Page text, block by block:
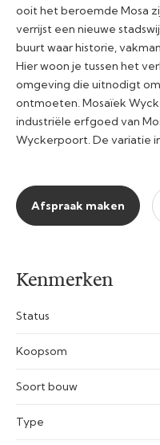
ooit het beroemde Mosa
verrijst een nieuwe
buurt waar historie,
Hier woon je tussen het
omgeving die uitnodigt
ontmoeten. Mosaïek
industriële erfgoed van
Wyckerpoort. De variatie
Afspraak maken
Kenmerken
Status
Koopsom
Soort bouw
Type